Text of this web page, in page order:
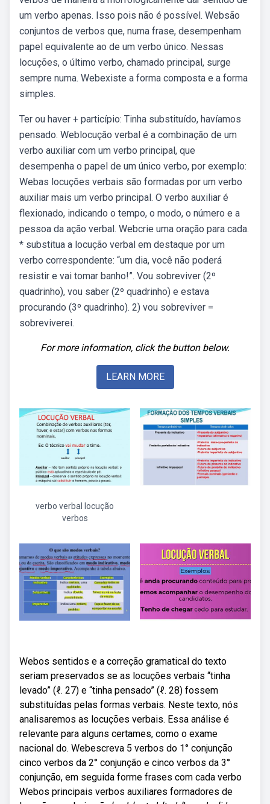
um verbo apenas. Isso pois não é possível. Websão
conjuntos de verbos que, numa frase, desempenham
papel equivalente ao de um verbo único. Nessas
locuções, o último verbo, chamado principal, surge
sempre numa. Webexiste a forma composta e a forma
simples.
Ter ou haver + particípio: Tinha substituído, havíamos
pensado. Weblocução verbal é a combinação de um
verbo auxiliar com um verbo principal, que
desempenha o papel de um único verbo, por exemplo:
Webas locuções verbais são formadas por um verbo
auxiliar mais um verbo principal. O verbo auxiliar é
flexionado, indicando o tempo, o modo, o número e a
pessoa da ação verbal. Webcrie uma oração para cada.
* substitua a locução verbal em destaque por um
verbo correspondente: “um dia, você não poderá
resistir e vai tomar banho!”. Vou sobreviver (2º
quadrinho), vou saber (2º quadrinho) e estava
procurando (3º quadrinho). 2) vou sobreviver =
sobreviverei.
For more information, click the button below.
LEARN MORE
verbo verbal locução
verbos
Webos sentidos e a correção gramatical do texto
seriam preservados se as locuções verbais “tinha
levado” (ℓ. 27) e “tinha pensado” (ℓ. 28) fossem
substituídas pelas formas verbais. Neste texto, nós
analisaremos as locuções verbais. Essa análise é
relevante para alguns certames, como o exame
nacional do. Webescreva 5 verbos do 1° conjunção
cinco verbos da 2° conjunção e cinco verbos da 3°
conjunção, em seguida forme frases com cada verbo
Webos principais verbos auxiliares formadores de